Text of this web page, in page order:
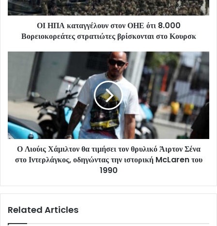
ΟΙ ΗΠΑ καταγγέλουν στον ΟΗΕ ότι 8.000
Βορειοκορεάτες στρατιώτες βρίσκονται στο Κουρσκ
Ο Λιούις Χάμιλτον θα τιμήσει τον θρυλικό Άιρτον Σένα
στο Ιντερλάγκος, οδηγώντας την ιστορική McLaren του
1990
Related Articles